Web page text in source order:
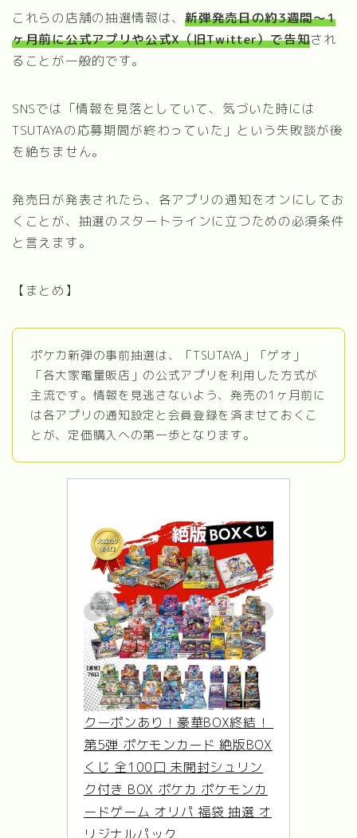
これらの店舗の抽選情報は、新弾発売日の約3週間〜1
ヶ月前に公式アプリや公式X（旧Twitter）で告知され
ることが一般的です。
SNSでは「情報を見落としていて、気づいた時には
TSUTAYAの応募期間が終わっていた」という失敗談が後
を絶ちません。
発売日が発表されたら、各アプリの通知をオンにしてお
くことが、抽選のスタートラインに立つための必須条件
と言えます。
【まとめ】
ポケカ新弾の事前抽選は、「TSUTAYA」「ゲオ」
「各大家電量販店」の公式アプリを利用した方式が
主流です。情報を見逃さないよう、発売の1ヶ月前に
は各アプリの通知設定と会員登録を済ませておくこ
とが、定価購入への第一歩となります。
クーポンあり！豪華BOX終結！
第5弾 ポケモンカード 絶版BOX
くじ 全100口 未開封シュリン
ク付き BOX ポケカ ポケモンカ
ードゲーム オリパ 福袋 抽選 オ
リジナルパック